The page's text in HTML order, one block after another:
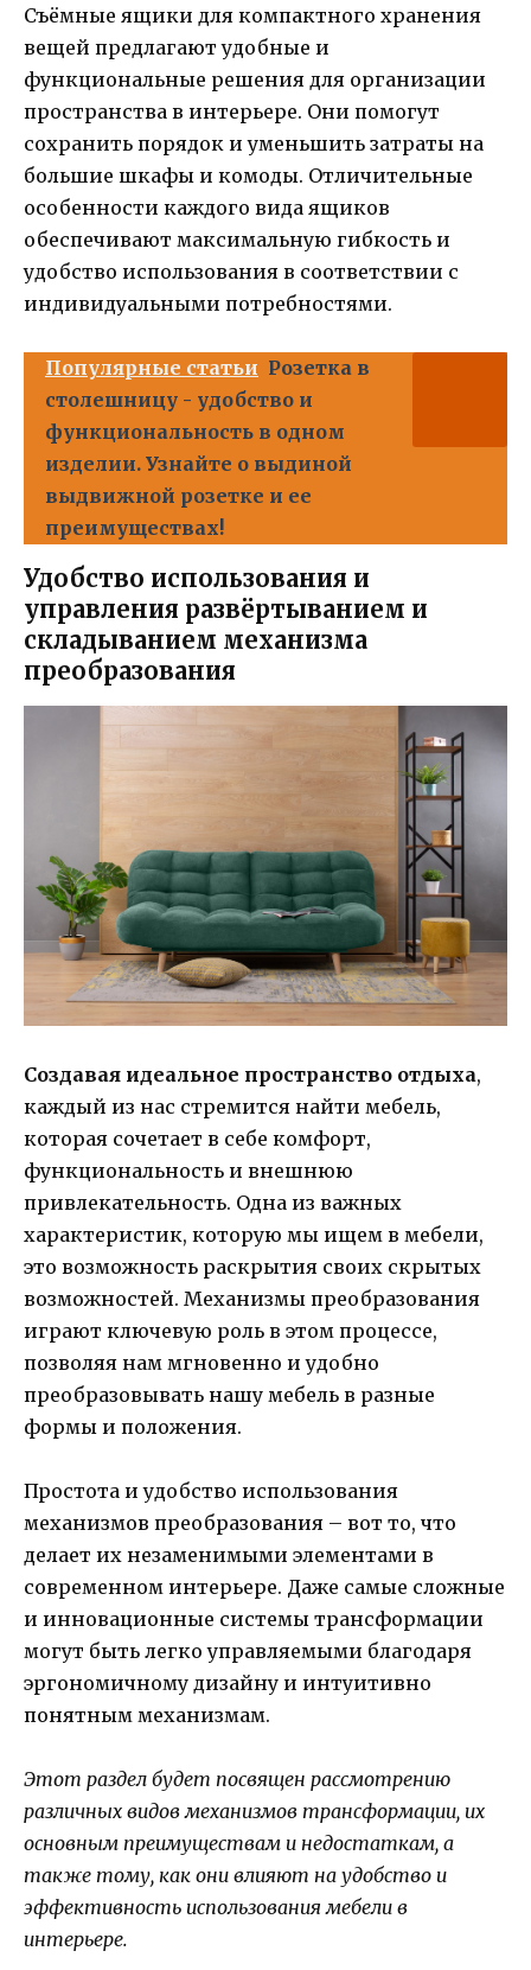
Съёмные ящики для компактного хранения
вещей предлагают удобные и
функциональные решения для организации
пространства в интерьере. Они помогут
сохранить порядок и уменьшить затраты на
большие шкафы и комоды. Отличительные
особенности каждого вида ящиков
обеспечивают максимальную гибкость и
удобство использования в соответствии с
индивидуальными потребностями.
Популярные статьи Розетка в
столешницу - удобство и
функциональность в одном
изделии. Узнайте о выдиной
выдвижной розетке и ее
преимуществах!
Удобство использования и
управления развёртыванием и
складыванием механизма
преобразования
Создавая идеальное пространство отдыха,
каждый из нас стремится найти мебель,
которая сочетает в себе комфорт,
функциональность и внешнюю
привлекательность. Одна из важных
характеристик, которую мы ищем в мебели,
это возможность раскрытия своих скрытых
возможностей. Механизмы преобразования
играют ключевую роль в этом процессе,
позволяя нам мгновенно и удобно
преобразовывать нашу мебель в разные
формы и положения.
Простота и удобство использования
механизмов преобразования – вот то, что
делает их незаменимыми элементами в
современном интерьере. Даже самые сложные
и инновационные системы трансформации
могут быть легко управляемыми благодаря
эргономичному дизайну и интуитивно
понятным механизмам.
Этот раздел будет посвящен рассмотрению
различных видов механизмов трансформации, их
основным преимуществам и недостаткам, а
также тому, как они влияют на удобство и
эффективность использования мебели в
интерьере.